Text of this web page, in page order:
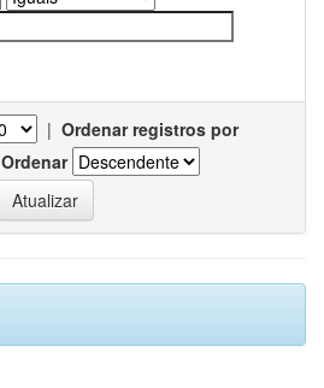
| Ordenar registros por
Ordenar